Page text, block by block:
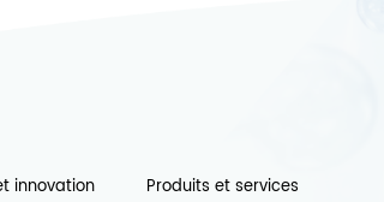
innovation Produits et services